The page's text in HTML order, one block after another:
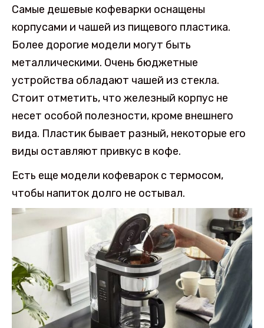
Самые дешевые кофеварки оснащены
корпусами и чашей из пищевого пластика.
Более дорогие модели могут быть
металлическими. Очень бюджетные
устройства обладают чашей из стекла.
Стоит отметить, что железный корпус не
несет особой полезности, кроме внешнего
вида. Пластик бывает разный, некоторые его
виды оставляют привкус в кофе.
Есть еще модели кофеварок с термосом,
чтобы напиток долго не остывал.